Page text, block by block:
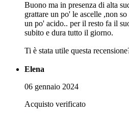
Buono ma in presenza di alta
grattare un po' le ascelle ,non
un po' acido.. per il resto fa il
subito e dura tutto il giorno.
Ti è stata utile questa
Elena
06 gennaio 2024
Acquisto verificato